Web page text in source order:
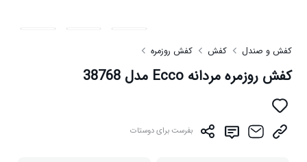
کفش و صندل کفش کفش روزمره
کفش روزمره مردانه Ecco مدل 38768
بفرست برای دوستات